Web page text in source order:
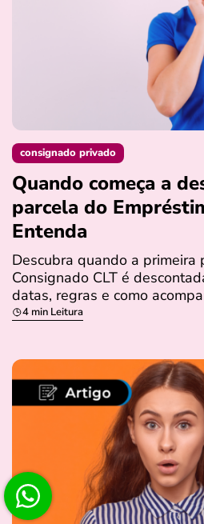
consignado privado
Quando começa a
parcela do
Entenda
Descubra quando a primeira
Consignado CLT é
datas, regras e como
4 min Leitura